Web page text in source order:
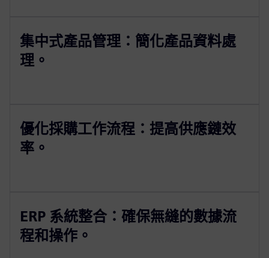
集中式產品管理：簡化產品資料處
理。
優化採購工作流程：提高供應鏈效
率。
ERP 系統整合：確保無縫的數據流
程和操作。